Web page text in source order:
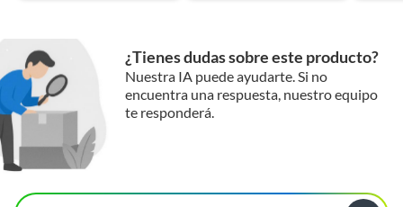
¿Tienes dudas sobre este producto?
Nuestra IA puede ayudarte. Si no
encuentra una respuesta, nuestro equipo
te responderá.